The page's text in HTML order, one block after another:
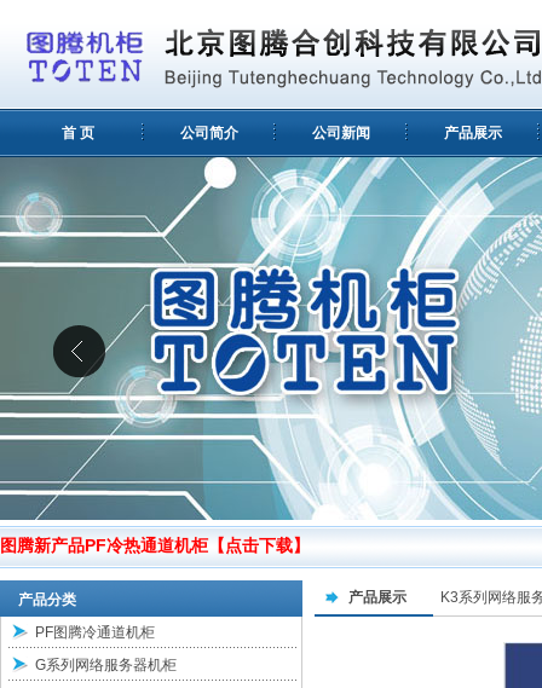
首 页 公司简介 公司新闻 产品展示
图腾新产品PF冷热通道机柜【点击下载】
产品分类
PF图腾冷通道机柜
G系列网络服务器机柜
产品展示 K3系列网络服